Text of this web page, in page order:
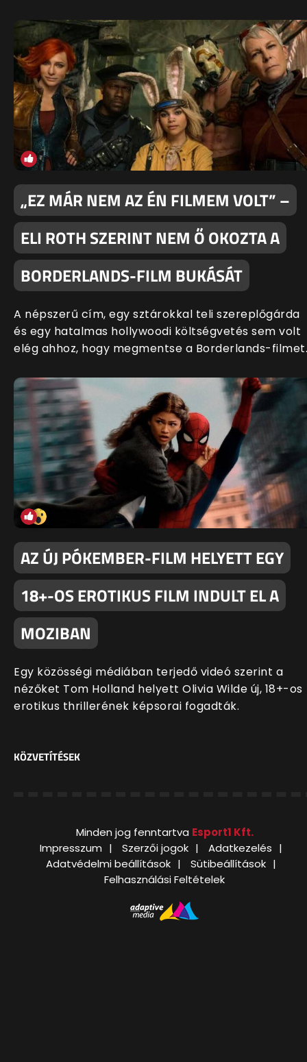
„EZ MÁR NEM AZ ÉN FILMEM VOLT” –
ELI ROTH SZERINT NEM Ő OKOZTA A
BORDERLANDS-FILM BUKÁSÁT
A népszerű cím, egy sztárokkal teli szereplőgárda
és egy hatalmas hollywoodi költségvetés sem volt
elég ahhoz, hogy megmentse a Borderlands-filmet.
AZ ÚJ PÓKEMBER-FILM HELYETT EGY
18+-OS EROTIKUS FILM INDULT EL A
MOZIBAN
Egy közösségi médiában terjedő videó szerint a
nézőket Tom Holland helyett Olivia Wilde új, 18+-os
erotikus thrillerének képsorai fogadták.
KÖZVETÍTÉSEK
Minden jog fenntartva Esport1 Kft.
Impresszum
Szerzői jogok
Adatkezelés
Adatvédelmi beállítások
Sütibeállítások
Felhasználási Feltételek